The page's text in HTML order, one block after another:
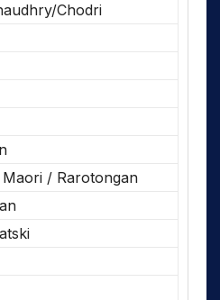
Chodri
/ Rarotongan